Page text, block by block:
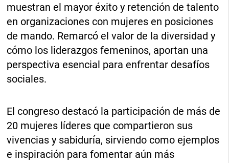
muestran el mayor éxito y retención de talento
en organizaciones con mujeres en posiciones
de mando. Remarcó el valor de la diversidad y
cómo los liderazgos femeninos, aportan una
perspectiva esencial para enfrentar desafíos
sociales.
El congreso destacó la participación de más de
20 mujeres líderes que compartieron sus
vivencias y sabiduría, sirviendo como ejemplos
e inspiración para fomentar aún más